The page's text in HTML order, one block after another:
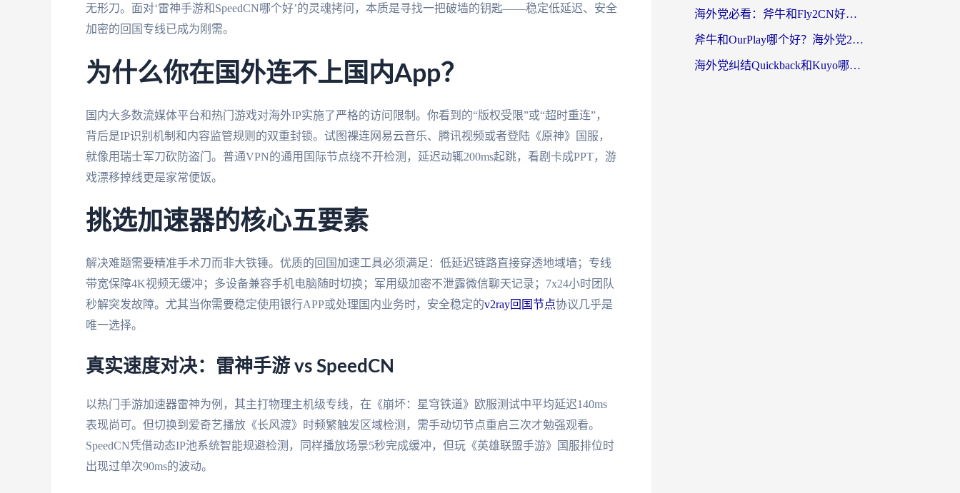
无形刀。面对‘雷神手游和SpeedCN哪个好’的灵魂拷问，本质是寻找一把破墙的钥匙——稳定低延迟、安全
加密的回国专线已成为刚需。
为什么你在国外连不上国内App？
国内大多数流媒体平台和热门游戏对海外IP实施了严格的访问限制。你看到的“版权受限”或“超时重连”，
背后是IP识别机制和内容监管规则的双重封锁。试图裸连网易云音乐、腾讯视频或者登陆《原神》国服，
就像用瑞士军刀砍防盗门。普通VPN的通用国际节点绕不开检测，延迟动辄200ms起跳，看剧卡成PPT，游
戏漂移掉线更是家常便饭。
挑选加速器的核心五要素
解决难题需要精准手术刀而非大铁锤。优质的回国加速工具必须满足：低延迟链路直接穿透地域墙；专线
带宽保障4K视频无缓冲；多设备兼容手机电脑随时切换；军用级加密不泄露微信聊天记录；7x24小时团队
秒解突发故障。尤其当你需要稳定使用银行APP或处理国内业务时，安全稳定的v2ray回国节点协议几乎是
唯一选择。
真实速度对决：雷神手游 vs SpeedCN
以热门手游加速器雷神为例，其主打物理主机级专线，在《崩坏：星穹铁道》欧服测试中平均延迟140ms
表现尚可。但切换到爱奇艺播放《长风渡》时频繁触发区域检测，需手动切节点重启三次才勉强观看。
SpeedCN凭借动态IP池系统智能规避检测，同样播放场景5秒完成缓冲，但玩《英雄联盟手游》国服排位时
出现过单次90ms的波动。
海外党必看：斧牛和Fly2CN好用吗？3招教你选对回国加速器（附免费试用攻略）
斧牛和OurPlay哪个好？海外党2026亲测：选对加速器，国内资源秒加载
海外党纠结Quickback和Kuyo哪个好？选对回国加速器才能无缝刷国内资源